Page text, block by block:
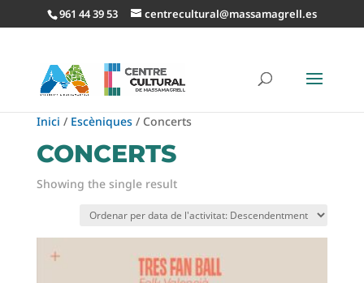
961 44 39 53 centrecultural@massamagrell.es
Inici / Escèniques/ Concerts
CONCERTS
Showing the single result